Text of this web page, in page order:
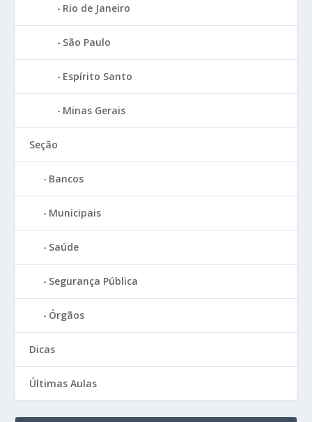
Rio de Janeiro
São Paulo
Espírito Santo
Minas Gerais
Seção
Bancos
Municipais
Saúde
Segurança Pública
Órgãos
Dicas
Últimas Aulas